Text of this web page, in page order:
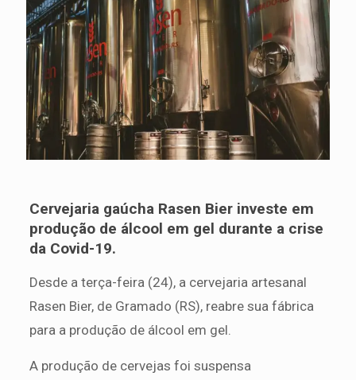
Cervejaria gaúcha Rasen Bier investe em
produção de álcool em gel durante a crise
da Covid-19.
Desde a terça-feira (24), a cervejaria artesanal
Rasen Bier, de Gramado (RS), reabre sua fábrica
para a produção de álcool em gel.
A produção de cervejas foi suspensa